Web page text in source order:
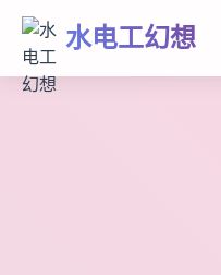
水电工幻想